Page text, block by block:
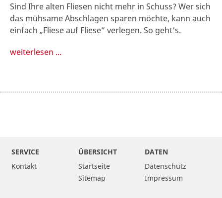
Sind Ihre alten Fliesen nicht mehr in Schuss? Wer sich
das mühsame Abschlagen sparen möchte, kann auch
einfach „Fliese auf Fliese” verlegen. So geht's.
weiterlesen ...
SERVICE
Kontakt
ÜBERSICHT
Startseite
Sitemap
DATEN
Datenschutz
Impressum